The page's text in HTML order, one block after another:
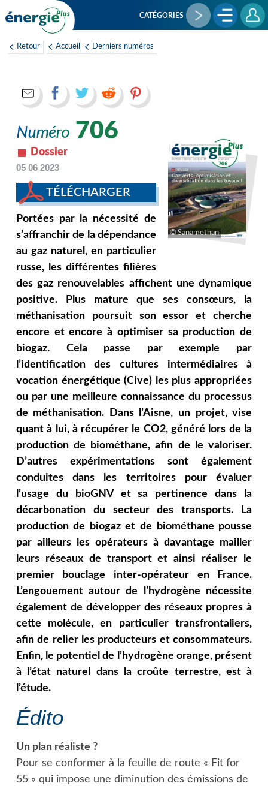
au
CATÉGORIES
Retour Accueil Derniers numéros
Sanamethan
706
Dossier
05 06 2023
TÉLÉCHARGER
Portées par la nécessité de
s’affranchir de la dépendance
au gaz naturel, en particulier
russe, les différentes filières
des gaz renouvelables affichent une dynamique
positive. Plus mature que ses consœurs, la
méthanisation poursuit son essor et cherche
encore et encore à optimiser sa production de
biogaz. Cela passe par exemple par
l’identification des cultures intermédiaires à
vocation énergétique (Cive) les plus appropriées
ou par une meilleure connaissance du processus
de méthanisation. Dans l’Aisne, un projet, vise
quant à lui, à récupérer le CO2, généré lors de la
production de biométhane, afin de le valoriser.
D’autres expérimentations sont également
conduites dans les territoires pour évaluer
l’usage du bioGNV et sa pertinence dans la
décarbonation du secteur des transports. La
production de biogaz et de biométhane pousse
par ailleurs les opérateurs à davantage mailler
leurs réseaux de transport et ainsi réaliser le
premier bouclage inter-opérateur en France.
L’engouement autour de l’hydrogène nécessite
également de développer des réseaux propres à
cette molécule, en particulier transfrontaliers,
afin de relier les producteurs et consommateurs.
Enfin, le potentiel de l’hydrogène orange, présent
à l’état naturel dans la croûte terrestre, est à
l’étude.
Édito
Un plan réaliste ?
Pour se conformer à la feuille de route « Fit for
55 » qui impose une diminution des émissions de